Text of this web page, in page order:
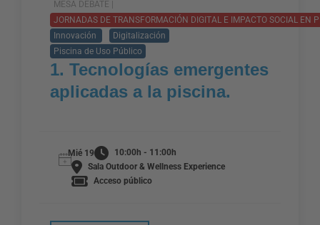
MESA DEBATE |
JORNADAS DE TRANSFORMACIÓN DIGITAL E IMPACTO SOCIAL EN
Innovación
Digitalización
Piscina de Uso Público
1. Tecnologías emergentes
aplicadas a la piscina.
Mié 19
10:00h - 11:00h
Sala Outdoor & Wellness Experience
Acceso público